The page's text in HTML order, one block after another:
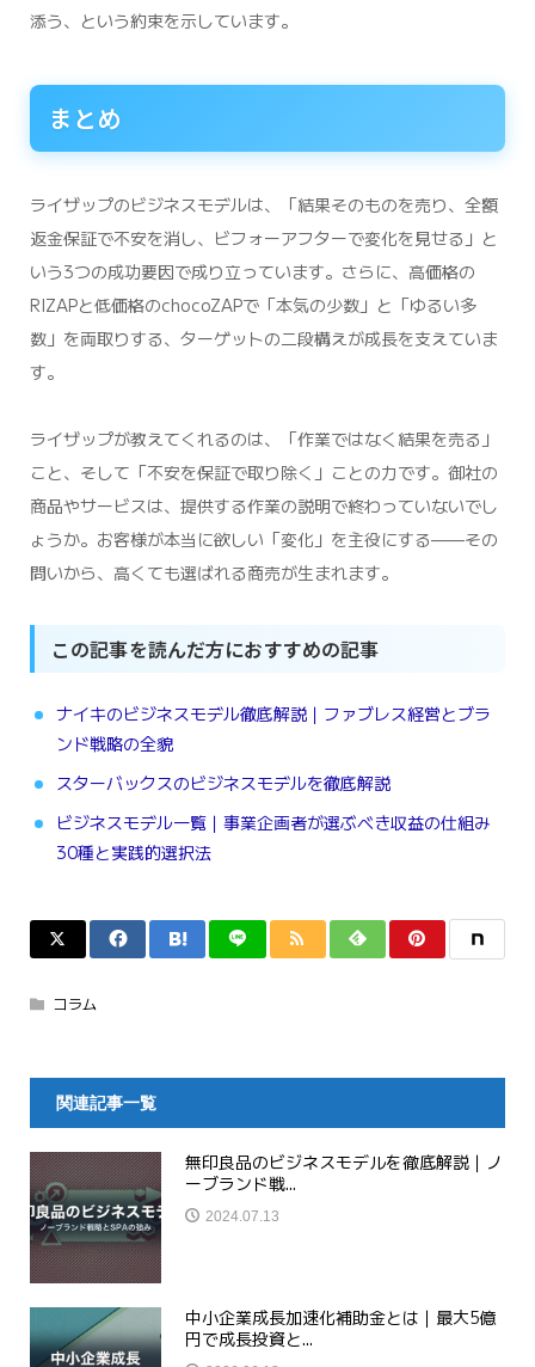
添う、という約束を示しています。
まとめ
ライザップのビジネスモデルは、「結果そのものを売り、全額
返金保証で不安を消し、ビフォーアフターで変化を見せる」と
いう3つの成功要因で成り立っています。さらに、高価格の
RIZAPと低価格のchocoZAPで「本気の少数」と「ゆるい多
数」を両取りする、ターゲットの二段構えが成長を支えていま
す。
ライザップが教えてくれるのは、「作業ではなく結果を売る」
こと、そして「不安を保証で取り除く」ことの力です。御社の
商品やサービスは、提供する作業の説明で終わっていないでし
ょうか。お客様が本当に欲しい「変化」を主役にする——その
問いから、高くても選ばれる商売が生まれます。
この記事を読んだ方におすすめの記事
ナイキのビジネスモデル徹底解説｜ファブレス経営とブラ
ンド戦略の全貌
スターバックスのビジネスモデルを徹底解説
ビジネスモデル一覧｜事業企画者が選ぶべき収益の仕組み
30種と実践的選択法
コラム
関連記事一覧
無印良品のビジネスモデルを徹底解説｜ノ
ーブランド戦...
2024.07.13
中小企業成長加速化補助金とは｜最大5億
円で成長投資と...